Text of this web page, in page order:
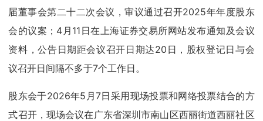
届董事会第二十二次会议，审议通过召开2025年年度股东
会的议案；4月11日在上海证券交易所网站发布通知及会议
资料，公告日期距会议召开日期达20日，股权登记日与会
议召开日间隔不多于7个工作日。
股东会于2026年5月7日采用现场投票和网络投票结合的方
式召开，现场会议在广东省深圳市南山区西丽街道西丽社区